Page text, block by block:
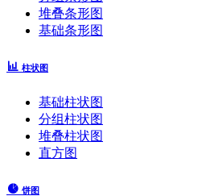
堆叠条形图
基础条形图
柱状图
基础柱状图
分组柱状图
堆叠柱状图
直方图
饼图